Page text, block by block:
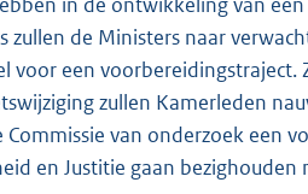
de Ministers naar
voor een
zullen Kamerleden
van onderzoek een
en Justitie gaan